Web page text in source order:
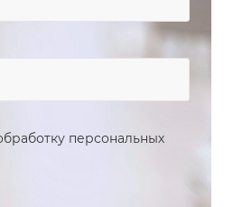
персональных